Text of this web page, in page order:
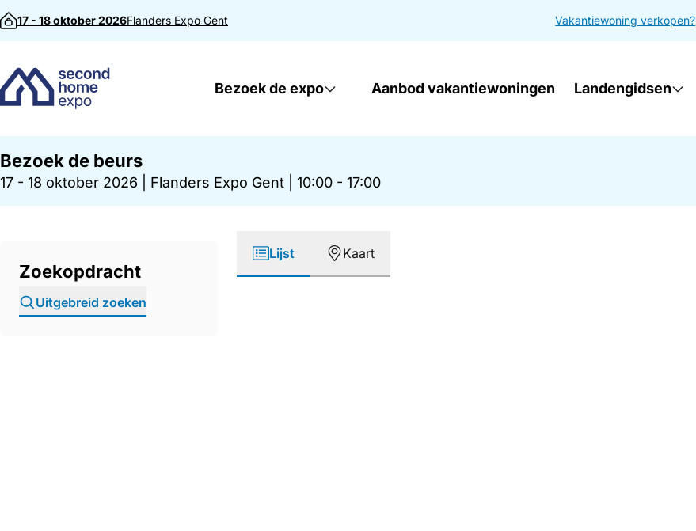
Direct naar inhoud
17 - 18 oktober 2026Flanders Expo Gent Vakantiewoning verkopen?
Bezoek de expo Aanbod vakantiewoningen Landengidsen
Bezoek de beurs
17 - 18 oktober 2026 Flanders Expo Gent 10:00 - 17:00
Zoekopdracht
Uitgebreid zoeken
Lijst Kaart